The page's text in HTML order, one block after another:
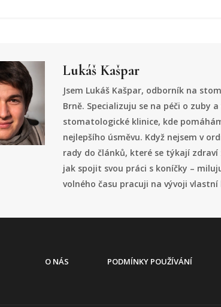
Lukáš Kašpar
Jsem Lukáš Kašpar, odborník na
Brně. Specializuju se na péči o zuby
stomatologické klinice, kde
nejlepšího úsměvu. Když nejsem v
rady do článků, které se týkají zdraví
jak spojit svou práci s koníčky –
volného času pracuji na vývoji vlastní
O NÁS PODMÍNKY POUŽÍVÁNÍ